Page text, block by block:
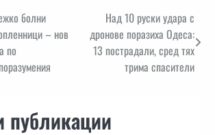
болни
– нов
по
Над 10 руски удара с
дронове поразиха Одеса:
13 пострадали, сред тях
трима спасители
публикации